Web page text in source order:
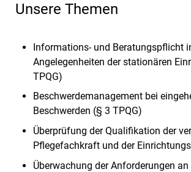
Unsere Themen
Informations- und Beratungspflicht
Angelegenheiten der stationären
TPQG)
Beschwerdemanagement bei
Beschwerden (§ 3 TPQG)
Überprüfung der Qualifikation der
Pflegefachkraft und der
Überwachung der Anforderungen an